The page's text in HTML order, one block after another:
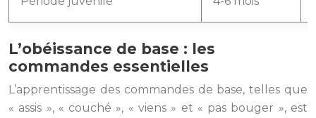
L’obéissance de base : les
commandes essentielles
L’apprentissage des commandes de base, telles que
« assis », « couché », « viens » et « pas bouger », est